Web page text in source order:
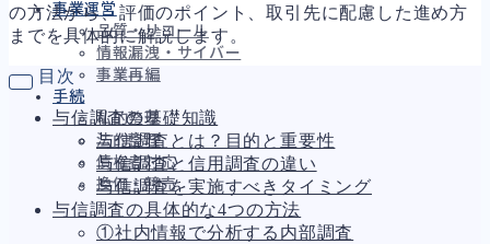
事業運営
品質・リコール
情報漏洩・サイバー
事業再編
手続
私的整理
法的整理
債権者対応
換価・競売
の方法から、評価のポイント、取引先に配慮した進め方
までを具体的に解説します。
目次
与信調査の基礎知識
与信調査とは？目的と重要性
与信調査と信用調査の違い
与信調査を実施すべきタイミング
与信調査の具体的な4つの方法
①社内情報で分析する内部調査